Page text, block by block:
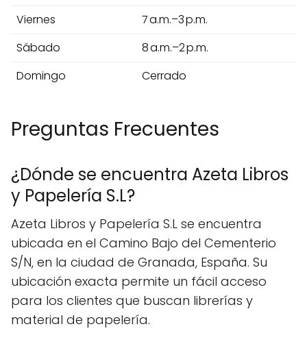
Viernes
7 a.m.–3 p.m.
Sábado
8 a.m.–2 p.m.
Domingo
Cerrado
Preguntas Frecuentes
¿Dónde se encuentra Azeta Libros
y Papelería S.L?
Azeta Libros y Papelería S.L se encuentra
ubicada en el Camino Bajo del Cementerio
S/N, en la ciudad de Granada, España. Su
ubicación exacta permite un fácil acceso
para los clientes que buscan librerías y
material de papelería.